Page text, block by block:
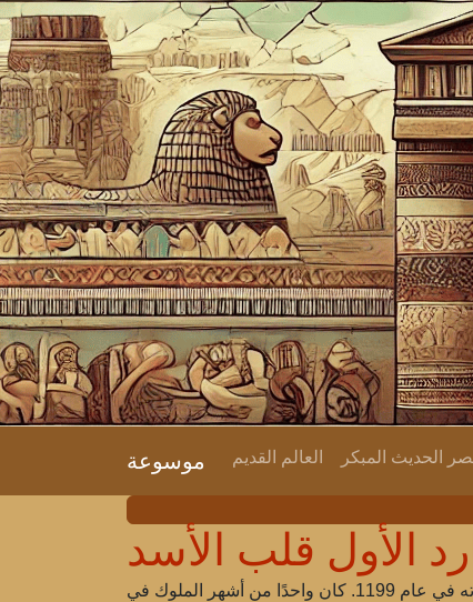
موسوعة العالم القديم الحديث المبكر
الأول قلب الأسد
ريتشارد الأول، المعروف أيضًا باسم قلب الأسد (8 سبتمبر 1157 - 6 أبريل 1199)، كان ملك إنجلترا من عام 1189 حتى وفاته في عام 1199. كان واحدًا من أشهر الملوك في